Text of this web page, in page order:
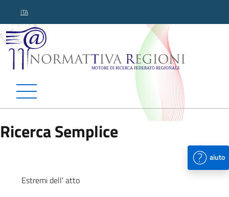
ITA
Normattiva Regioni -
Ricerca Semplice
aiuto
Estremi dell' atto